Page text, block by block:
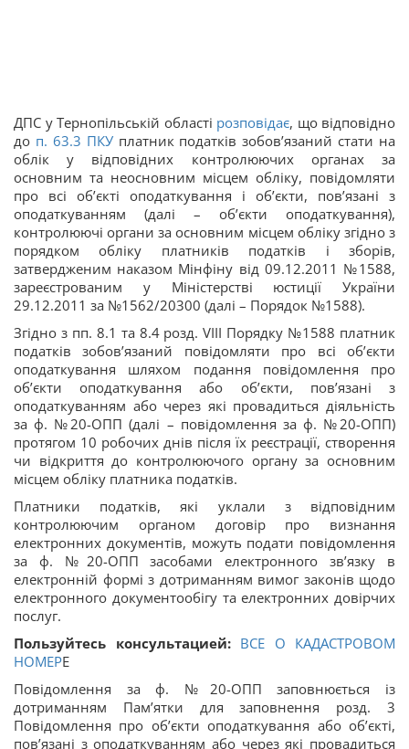
ДПС у Тернопільській області розповідає, що відповідно
до п. 63.3 ПКУплатник податків зобов’язаний стати на
облік у відповідних контролюючих органах за
основним та неосновним місцем обліку, повідомляти
про всі об’єкті оподаткування і об’єкти, пов’язані з
оподаткуванням (далі – об’єкти оподаткування),
контролюючі органи за основним місцем обліку згідно з
порядком обліку платників податків і зборів,
затвердженим наказом Мінфіну від 09.12.2011 №1588,
зареєстрованим у Міністерстві юстиції України
29.12.2011 за №1562/20300 (далі – Порядок №1588).
Згідно з пп. 8.1 та 8.4 розд. VIIІ Порядку №1588 платник
податків зобов’язаний повідомляти про всі об’єкти
оподаткування шляхом подання повідомлення про
об’єкти оподаткування або об’єкти, пов’язані з
оподаткуванням або через які провадиться діяльність
за ф. №20-ОПП (далі – повідомлення за ф. №20-ОПП)
протягом 10 робочих днів після їх реєстрації, створення
чи відкриття до контролюючого органу за основним
місцем обліку платника податків.
Платники податків, які уклали з відповідним
контролюючим органом договір про визнання
електронних документів, можуть подати повідомлення
за ф. №20-ОПП засобами електронного зв’язку в
електронній формі з дотриманням вимог законів щодо
електронного документообігу та електронних довірчих
послуг.
Пользуйтесь консультацией: ВСЕ О КАДАСТРОВОМ
НОМЕРЕ
Повідомлення за ф. №20-ОПП заповнюється із
дотриманням Пам’ятки для заповнення розд. 3
Повідомлення про об’єкти оподаткування або об’єкті,
пов’язані з оподаткуванням або через які провадиться